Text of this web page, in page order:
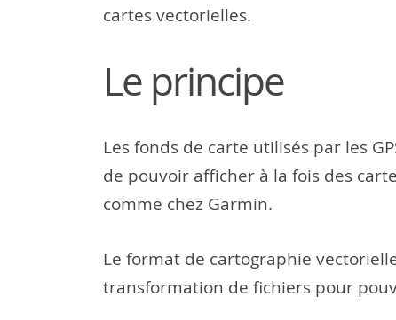
cartes vectorielles.
Le principe
Les fonds de carte utilisés par les
de pouvoir afficher à la fois des
comme chez Garmin.
Le format de cartographie
transformation de fichiers pour